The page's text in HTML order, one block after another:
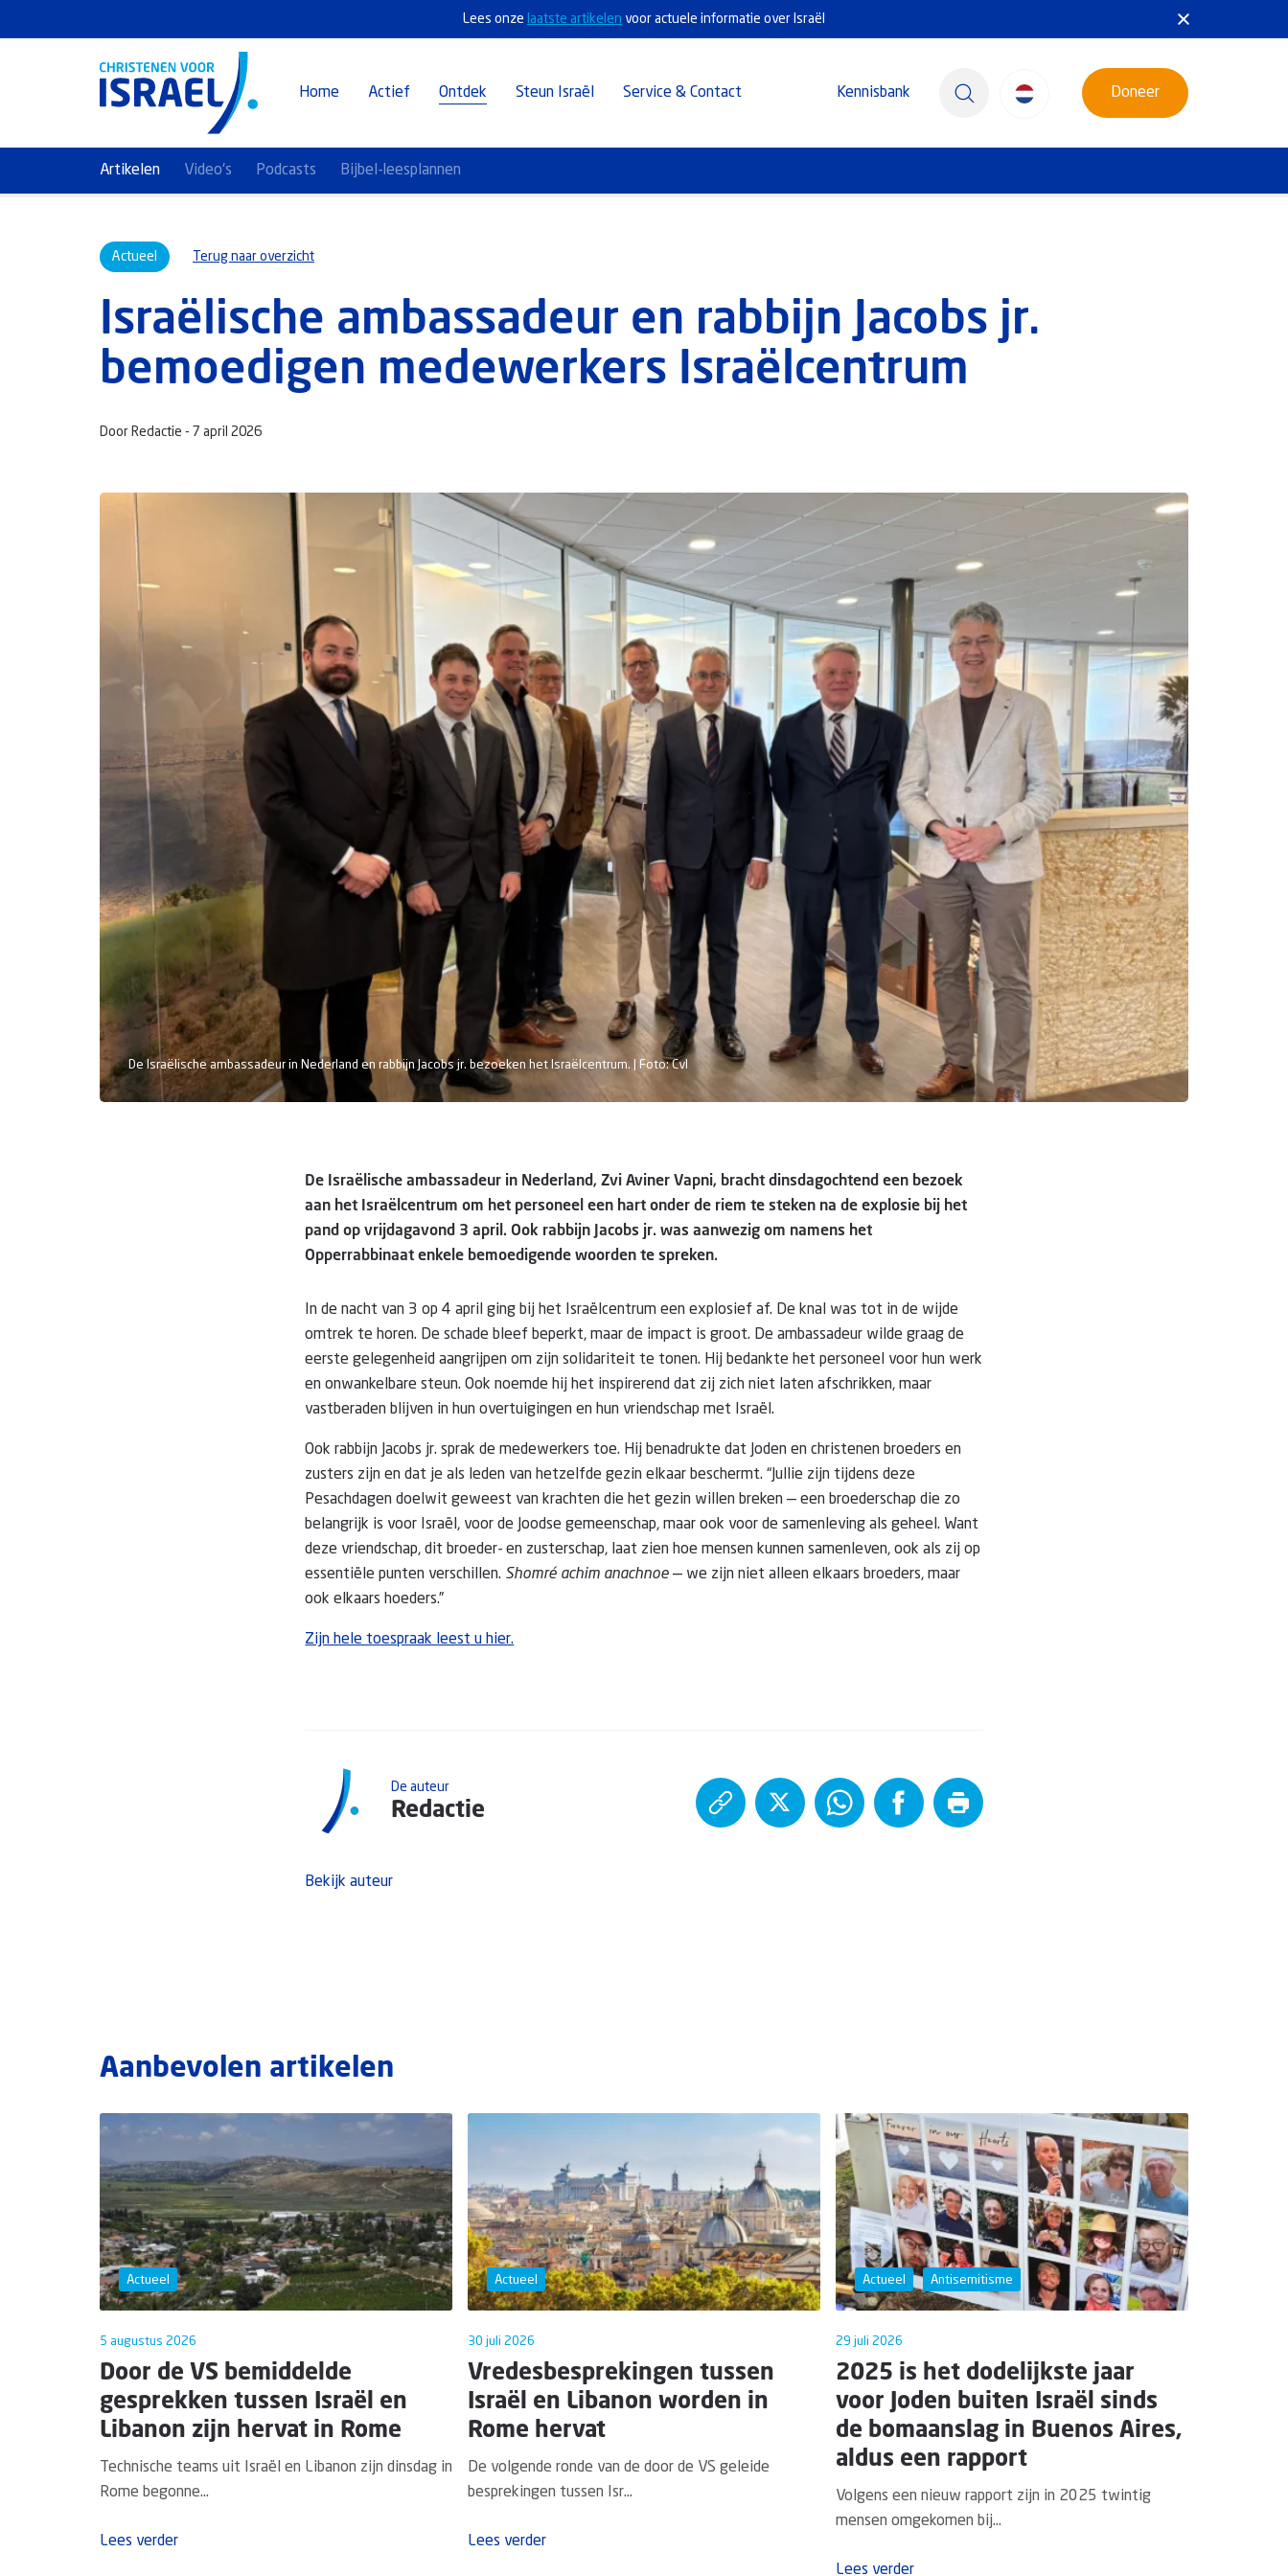
Lees onze laatste artikelen voor actuele informatie over Israël
Home Actief Ontdek Steun Israël Service & Contact Kennisbank Doneer
Artikelen Video's Podcasts Bijbel-leesplannen
Actueel Terug naar overzicht
Israëlische ambassadeur en rabbijn Jacobs jr.
bemoedigen medewerkers Israëlcentrum
Door Redactie - 7 april 2026
De Israëlische ambassadeur in Nederland en rabbijn Jacobs jr. bezoeken het Israëlcentrum. | Foto: CvI
De Israëlische ambassadeur in Nederland, Zvi Aviner Vapni, bracht dinsdagochtend een bezoek
aan het Israëlcentrum om het personeel een hart onder de riem te steken na de explosie bij het
pand op vrijdagavond 3 april. Ook rabbijn Jacobs jr. was aanwezig om namens het
Opperrabbinaat enkele bemoedigende woorden te spreken.
In de nacht van 3 op 4 april ging bij het Israëlcentrum een explosief af. De knal was tot in de wijde
omtrek te horen. De schade bleef beperkt, maar de impact is groot. De ambassadeur wilde graag de
eerste gelegenheid aangrijpen om zijn solidariteit te tonen. Hij bedankte het personeel voor hun werk
en onwankelbare steun. Ook noemde hij het inspirerend dat zij zich niet laten afschrikken, maar
vastberaden blijven in hun overtuigingen en hun vriendschap met Israël.
Ook rabbijn Jacobs jr. sprak de medewerkers toe. Hij benadrukte dat Joden en christenen broeders en
zusters zijn en dat je als leden van hetzelfde gezin elkaar beschermt. “Jullie zijn tijdens deze
Pesachdagen doelwit geweest van krachten die het gezin willen breken — een broederschap die zo
belangrijk is voor Israël, voor de Joodse gemeenschap, maar ook voor de samenleving als geheel. Want
deze vriendschap, dit broeder- en zusterschap, laat zien hoe mensen kunnen samenleven, ook als zij op
essentiële punten verschillen. Shomré achim anachnoe — we zijn niet alleen elkaars broeders, maar
ook elkaars hoeders.”
Zijn hele toespraak leest u hier.
De auteur
Redactie
Bekijk auteur
Aanbevolen artikelen
Actueel
5 augustus 2026
Door de VS bemiddelde
gesprekken tussen Israël en
Libanon zijn hervat in Rome
Technische teams uit Israël en Libanon zijn dinsdag in
Rome begonne...
Lees verder
Actueel
30 juli 2026
Vredesbesprekingen tussen
Israël en Libanon worden in
Rome hervat
De volgende ronde van de door de VS geleide
besprekingen tussen Isr...
Lees verder
Actueel Antisemitisme
29 juli 2026
2025 is het dodelijkste jaar
voor Joden buiten Israël sinds
de bomaanslag in Buenos Aires,
aldus een rapport
Volgens een nieuw rapport zijn in 2025 twintig
mensen omgekomen bij...
Lees verder